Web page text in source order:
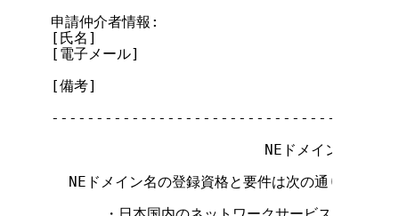
申請仲介者情報:
[氏名]
[電子メール]
[備考]
NEドメイン名登録要
  NEドメイン名の登録資格と要件は次の通りです。